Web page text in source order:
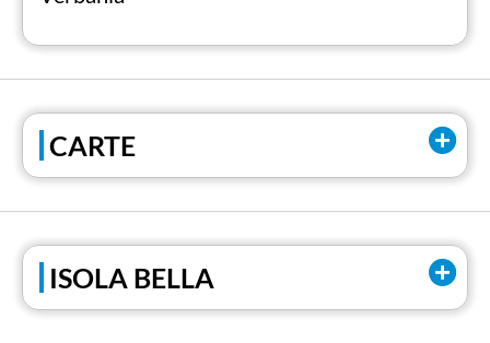
CARTE
ISOLA BELLA